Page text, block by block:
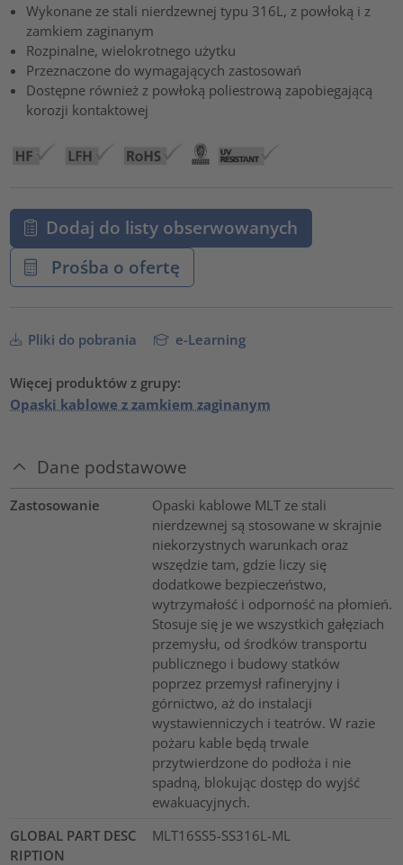
Wykonane ze stali nierdzewnej typu 316L, z powłoką i z
zamkiem zaginanym
Rozpinalne, wielokrotnego użytku
Przeznaczone do wymagających zastosowań
Dostępne również z powłoką poliestrową zapobiegającą
korozji kontaktowej
Dodaj do listy obserwowanych
Prośba o ofertę
Pliki do pobrania e-Learning
Więcej produktów z grupy:
Opaski kablowe z zamkiem zaginanym
Dane podstawowe
Zastosowanie
Opaski kablowe MLT ze stali
nierdzewnej są stosowane w skrajnie
niekorzystnych warunkach oraz
wszędzie tam, gdzie liczy się
dodatkowe bezpieczeństwo,
wytrzymałość i odporność na płomień.
Stosuje się je we wszystkich gałęziach
przemysłu, od środków transportu
publicznego i budowy statków
poprzez przemysł rafineryjny i
górnictwo, aż do instalacji
wystawienniczych i teatrów. W razie
pożaru kable będą trwale
przytwierdzone do podłoża i nie
spadną, blokując dostęp do wyjść
ewakuacyjnych.
GLOBAL PART DESC
RIPTION
MLT16SS5-SS316L-ML